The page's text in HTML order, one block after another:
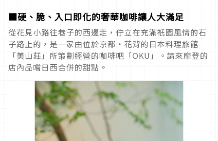
■硬、脆、入口即化的奢華咖啡讓人大滿足
從花見小路往巷子的西邊走，佇立在充滿祇園風情的石
子路上的，是一家由位於京都‧花背的日本料理旅館
「美山莊」所策劃經營的咖啡吧「OKU」。請來摩登的
店內品嚐日西合併的甜點。